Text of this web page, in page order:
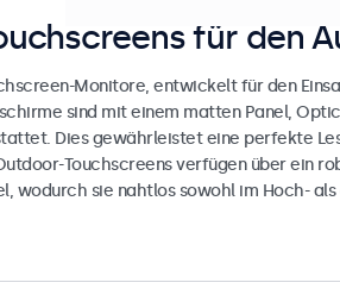
für den
Monitore, entwickelt für den
sind mit einem matten Panel,
Dies gewährleistet eine perfekte
Touchscreens verfügen über ein
wodurch sie nahtlos sowohl im Hoch-